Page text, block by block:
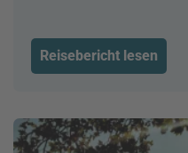
Reisebericht lesen